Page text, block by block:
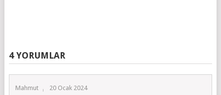
4 YORUMLAR
Mahmut 20 Ocak 2024